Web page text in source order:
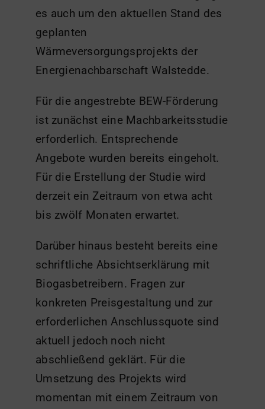
es auch um den aktuellen Stand des
geplanten
Wärmeversorgungsprojekts der
Energienachbarschaft Walstedde.
Für die angestrebte BEW-Förderung
ist zunächst eine Machbarkeitsstudie
erforderlich. Entsprechende
Angebote wurden bereits eingeholt.
Für die Erstellung der Studie wird
derzeit ein Zeitraum von etwa acht
bis zwölf Monaten erwartet.
Darüber hinaus besteht bereits eine
schriftliche Absichtserklärung mit
Biogasbetreibern. Fragen zur
konkreten Preisgestaltung und zur
erforderlichen Anschlussquote sind
aktuell jedoch noch nicht
abschließend geklärt. Für die
Umsetzung des Projekts wird
momentan mit einem Zeitraum von